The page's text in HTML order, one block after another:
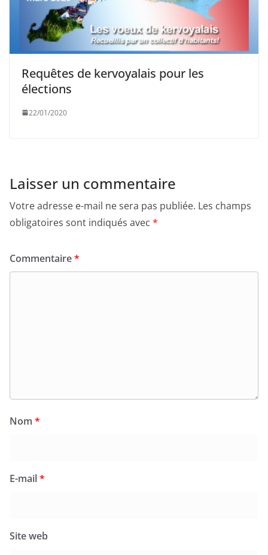
Requêtes de kervoyalais pour les
élections
22/01/2020
Laisser un commentaire
Votre adresse e-mail ne sera pas publiée. Les champs
obligatoires sont indiqués avec *
Commentaire*
Nom *
E-mail*
Site web